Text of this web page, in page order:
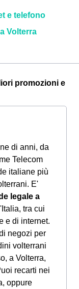
e telefono
Volterra
promozioni e
di anni, da
Telecom
italiane più
E'
legale a
tra cui
e di internet.
negozi per
volterrani
a Volterra,
recarti nei
oppure